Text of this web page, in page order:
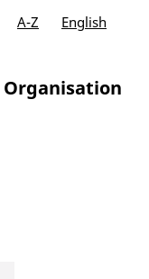
A-Z English
Organisation